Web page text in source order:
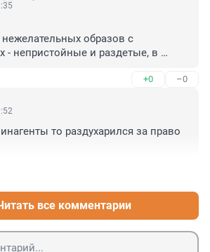
образов с
- непристойные и раздетые, в
+0 –0
то раздухарился за право
все комментарии